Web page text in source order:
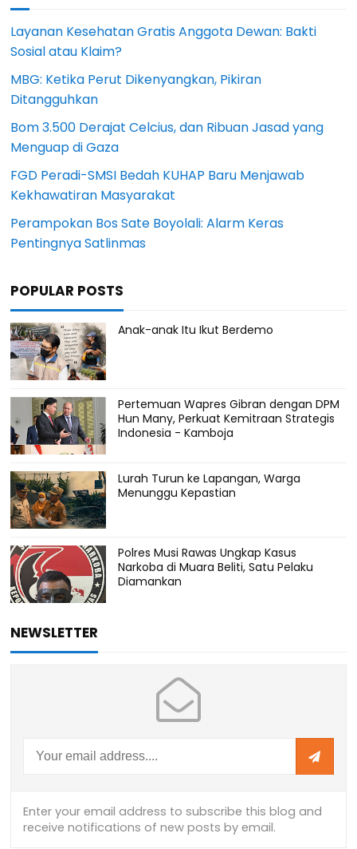
Layanan Kesehatan Gratis Anggota Dewan: Bakti
Sosial atau Klaim?
MBG: Ketika Perut Dikenyangkan, Pikiran
Ditangguhkan
Bom 3.500 Derajat Celcius, dan Ribuan Jasad yang
Menguap di Gaza
FGD Peradi-SMSI Bedah KUHAP Baru Menjawab
Kekhawatiran Masyarakat
Perampokan Bos Sate Boyolali: Alarm Keras
Pentingnya Satlinmas
POPULAR POSTS
Anak-anak Itu Ikut Berdemo
Pertemuan Wapres Gibran dengan DPM
Hun Many, Perkuat Kemitraan Strategis
Indonesia - Kamboja
Lurah Turun ke Lapangan, Warga
Menunggu Kepastian
Polres Musi Rawas Ungkap Kasus
Narkoba di Muara Beliti, Satu Pelaku
Diamankan
NEWSLETTER